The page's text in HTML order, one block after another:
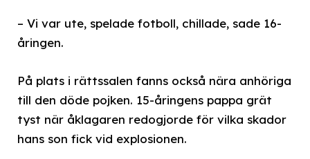
– Vi var ute, spelade fotboll, chillade, sade 16-
åringen.
På plats i rättssalen fanns också nära anhöriga
till den döde pojken. 15-åringens pappa grät
tyst när åklagaren redogjorde för vilka skador
hans son fick vid explosionen.